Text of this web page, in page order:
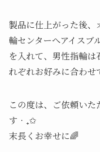
製品に仕上がった後、
輪センターへアイスブ
を入れて、男性指輪
れぞれお好みに合わせ
この度は、ご依頼い
す‧₊✩
末長くお幸せに🌈